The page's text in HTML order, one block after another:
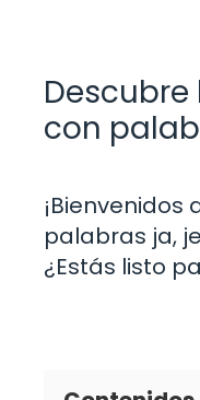
con
palabras ja,
¿Estás listo